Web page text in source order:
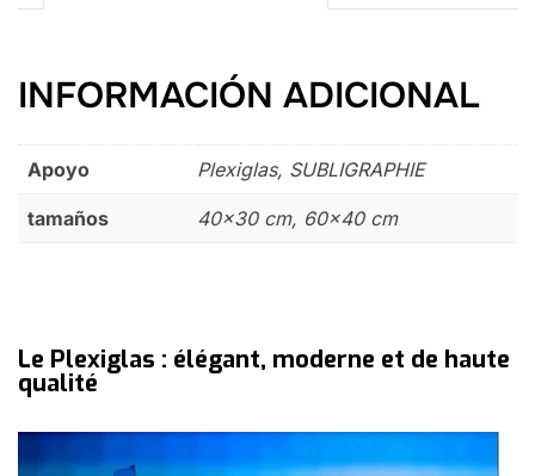
INFORMACIÓN ADICIONAL
Apoyo Plexiglas, SUBLIGRAPHIE
tamaños 40×30 cm, 60×40 cm
Le Plexiglas : élégant, moderne et de haute
qualité